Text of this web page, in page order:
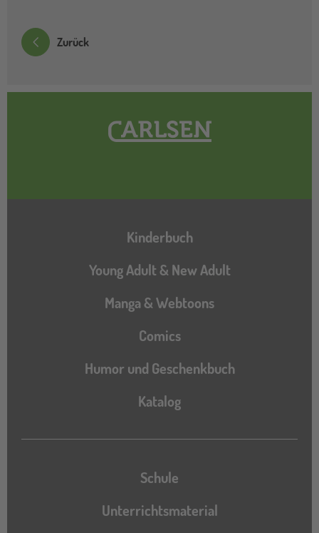
Zurück
Hauptnavigation
Kinderbuch
Young Adult & New Adult
Manga & Webtoons
Comics
Humor und Geschenkbuch
Katalog
Katalog
Schule
Unterrichtsmaterial